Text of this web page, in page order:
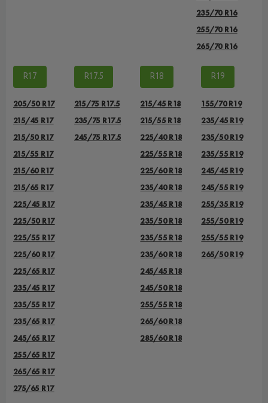
235/70 R16
255/70 R16
265/70 R16
R17
205/50 R17
215/45 R17
215/50 R17
215/55 R17
215/60 R17
215/65 R17
225/45 R17
225/50 R17
225/55 R17
225/60 R17
225/65 R17
235/45 R17
235/55 R17
235/65 R17
245/65 R17
255/65 R17
265/65 R17
275/65 R17
R17.5
215/75 R17.5
235/75 R17.5
245/75 R17.5
R18
215/45 R18
215/55 R18
225/40 R18
225/55 R18
225/60 R18
235/40 R18
235/45 R18
235/50 R18
235/55 R18
235/60 R18
245/45 R18
245/50 R18
255/55 R18
265/60 R18
285/60 R18
R19
155/70 R19
235/45 R19
235/50 R19
235/55 R19
245/45 R19
245/55 R19
255/35 R19
255/50 R19
255/55 R19
265/50 R19